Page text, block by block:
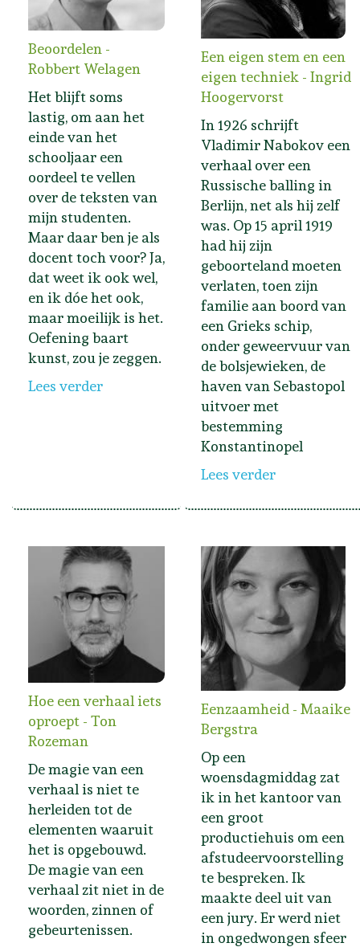
Beoordelen -
Robbert Welagen
Het blijft soms
lastig, om aan het
einde van het
schooljaar een
oordeel te vellen
over de teksten van
mijn studenten.
Maar daar ben je als
docent toch voor? Ja,
dat weet ik ook wel,
en ik dóe het ook,
maar moeilijk is het.
Oefening baart
kunst, zou je zeggen.
Lees verder
Een eigen stem en een
eigen techniek - Ingrid
Hoogervorst
In 1926 schrijft
Vladimir Nabokov een
verhaal over een
Russische balling in
Berlijn, net als hij zelf
was. Op 15 april 1919
had hij zijn
geboorteland moeten
verlaten, toen zijn
familie aan boord van
een Grieks schip,
onder geweervuur van
de bolsjewieken, de
haven van Sebastopol
uitvoer met
bestemming
Konstantinopel
Lees verder
Hoe een verhaal iets
oproept - Ton
Rozeman
De magie van een
verhaal is niet te
herleiden tot de
elementen waaruit
het is opgebouwd.
De magie van een
verhaal zit niet in de
woorden, zinnen of
gebeurtenissen.
Eenzaamheid - Maaike
Bergstra
Op een
woensdagmiddag zat
ik in het kantoor van
een groot
productiehuis om een
afstudeervoorstelling
te bespreken. Ik
maakte deel uit van
een jury. Er werd niet
in ongedwongen sfeer